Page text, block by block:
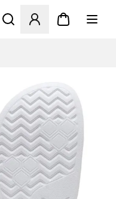
Åbner en Modal til at